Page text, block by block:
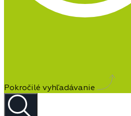
Pokročilé vyhľadávanie